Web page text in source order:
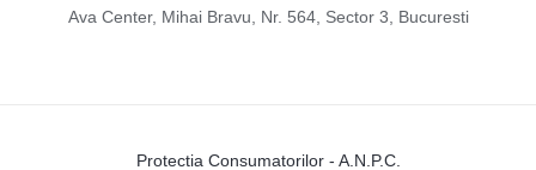
Ava Center, Mihai Bravu, Nr. 564, Sector 3, Bucuresti
Protectia Consumatorilor - A.N.P.C.